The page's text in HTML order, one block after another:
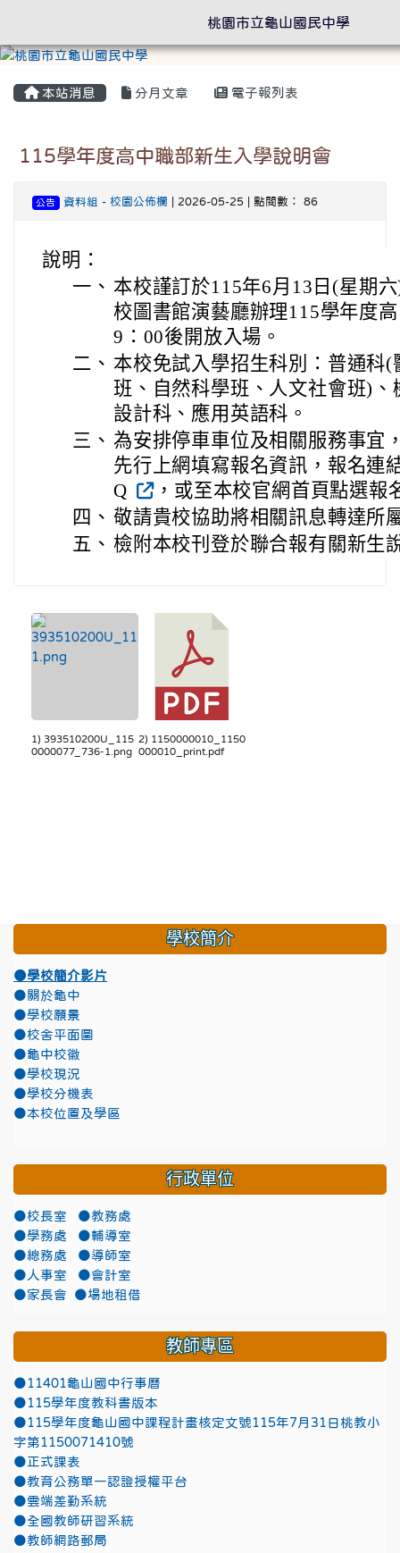
本站消息 分月文章 電子報列表
115學年度高中職部新生入學說明會
公告 資料組 - 校園公佈欄 | 2026-05-25 | 點閱數： 86
說明：
一、 本校謹訂於115年6月13日(星期
校圖書館演藝廳辦理115學年度
9：00後開放入場。
二、 本校免試入學招生科別：普通科
班、自然科學班、人文社會班)
設計科、應用英語科。
三、 為安排停車車位及相關服務事宜
先行上網填寫報名資訊，報名連
Q
，或至本校官網首頁點選報
四、 敬請貴校協助將相關訊息轉達所
五、 檢附本校刊登於聯合報有關新生
1) 393510200U_115
0000077_736-1.png
2) 1150000010_1150
000010_print.pdf
學校簡介
●學校簡介影片
●關於龜中
●學校願景
●校舍平面圖
●龜中校徽
●學校現況
●學校分機表
●本校位置及學區
行政單位
●校長室
●教務處
●學務處
●輔導室
●總務處
●導師室
●人事室
●會計室
●家長會
●場地租借
教師專區
●11401龜山國中行事曆
●115學年度教科書版本
●115學年度龜山國中課程計畫核定文號115年7月31日桃教小
字第1150071410號
●正式課表
●教育公務單一認證授權平台
●雲端差勤系統
●全國教師研習系統
●教師網路郵局
桃園市立龜山國民中學